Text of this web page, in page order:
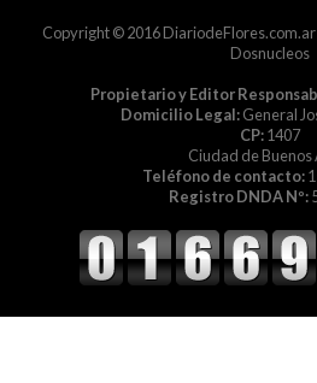
Copyright © 2016
Dosnucleos
Propietario y Editor
Domicilio Legal:General
CP:1407
Ciudad de Buenos
Teléfono de contacto:
Registro DNDA Nº: